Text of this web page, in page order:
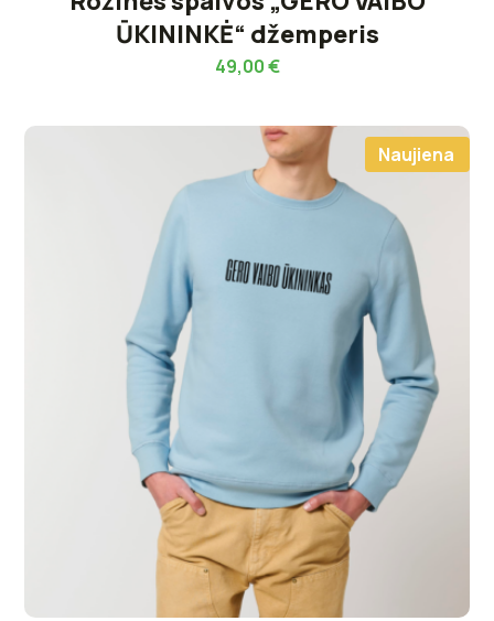
ŪKININKĖ“ džemperis
49,00€
Naujiena